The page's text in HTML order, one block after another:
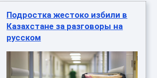
Подростка жестоко избили в
Казахстане за разговоры на
русском